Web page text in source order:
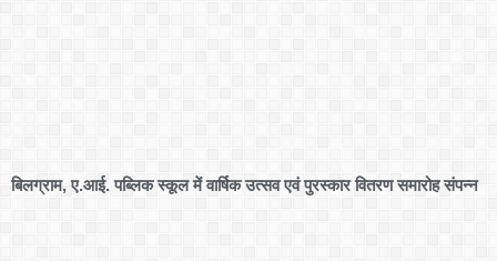
बिलग्राम, ए.आई. पब्लिक स्कूल में वार्षिक उत्सव एवं पुरस्कार वितरण समारोह संपन्न